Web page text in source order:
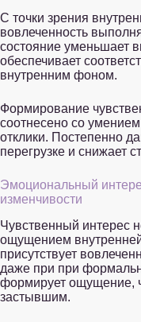
С точки зрения
вовлеченность
состояние уменьшает
обеспечивает
внутренним фоном.
Формирование
соотнесено со
отклики. Постепенно
перегрузке и снижает
Эмоциональный
изменчивости
Чувственный интерес
ощущением
присутствует
даже при при
формирует ощущение,
застывшим.